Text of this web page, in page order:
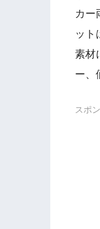
カー
ット
素材
ー、
スポ